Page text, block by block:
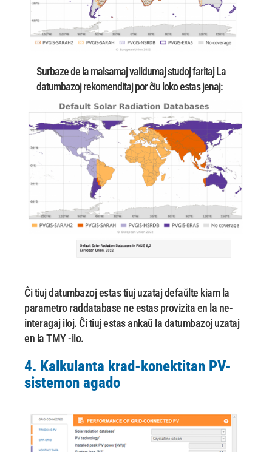
Surbaze de la malsamaj validumaj studoj faritaj La
datumbazoj rekomenditaj por ĉiu loko estas jenaj:
Ĉi tiuj datumbazoj estas tiuj uzataj defaŭlte kiam la
parametro raddatabase ne estas provizitaen la ne-
interagaj iloj. Ĉi tiuj estas ankaŭ la datumbazoj uzataj
en la TMY -ilo.
4. Kalkulanta krad-konektitan PV-
sistemon agado